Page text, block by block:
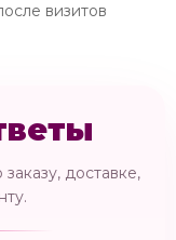
визитов
доставке,